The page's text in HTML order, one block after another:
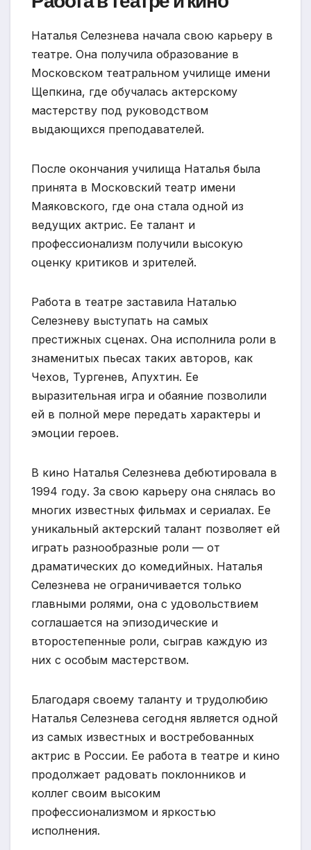
Наталья Селезнева начала свою карьеру в
театре. Она получила образование в
Московском театральном училище имени
Щепкина, где обучалась актерскому
мастерству под руководством
выдающихся преподавателей.
После окончания училища Наталья была
принята в Московский театр имени
Маяковского, где она стала одной из
ведущих актрис. Ее талант и
профессионализм получили высокую
оценку критиков и зрителей.
Работа в театре заставила Наталью
Селезневу выступать на самых
престижных сценах. Она исполнила роли в
знаменитых пьесах таких авторов, как
Чехов, Тургенев, Апухтин. Ее
выразительная игра и обаяние позволили
ей в полной мере передать характеры и
эмоции героев.
В кино Наталья Селезнева дебютировала в
1994 году. За свою карьеру она снялась во
многих известных фильмах и сериалах. Ее
уникальный актерский талант позволяет ей
играть разнообразные роли — от
драматических до комедийных. Наталья
Селезнева не ограничивается только
главными ролями, она с удовольствием
соглашается на эпизодические и
второстепенные роли, сыграв каждую из
них с особым мастерством.
Благодаря своему таланту и трудолюбию
Наталья Селезнева сегодня является одной
из самых известных и востребованных
актрис в России. Ее работа в театре и кино
продолжает радовать поклонников и
коллег своим высоким
профессионализмом и яркостью
исполнения.